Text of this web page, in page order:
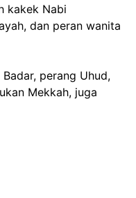
kakek Nabi
dan peran wanita
perang Uhud,
Mekkah, juga